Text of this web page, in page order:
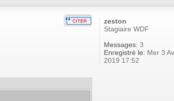
zeston
Stagiaire WDF
Messages: 3
Enregistré le: Mer 3
2019 17:52